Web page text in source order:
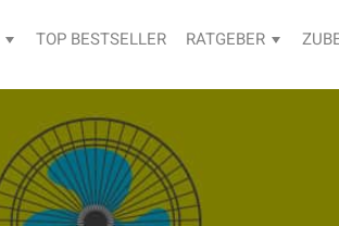
TOP BESTSELLER RATGEBER